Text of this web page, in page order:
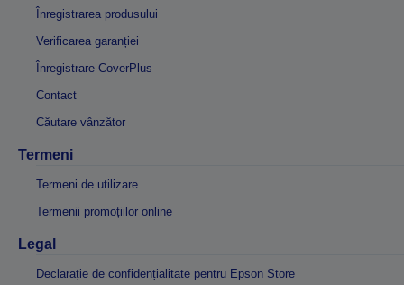
Înregistrarea produsului
Verificarea garanției
Înregistrare CoverPlus
Contact
Căutare vânzător
Termeni
Termeni de utilizare
Termenii promoțiilor online
Legal
Declarație de confidențialitate pentru Epson Store